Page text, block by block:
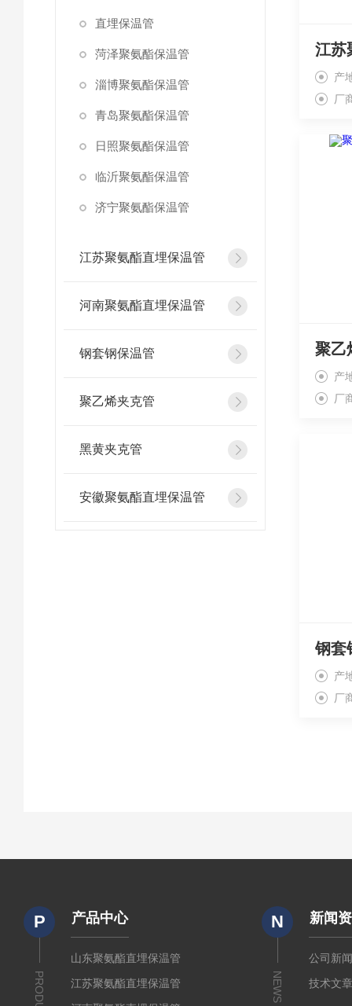
直埋保温管
菏泽聚氨酯保温管
淄博聚氨酯保温管
青岛聚氨酯保温管
日照聚氨酯保温管
临沂聚氨酯保温管
济宁聚氨酯保温管
江苏聚氨酯直埋保温管
河南聚氨酯直埋保温管
钢套钢保温管
聚乙烯夹克管
黑黄夹克管
安徽聚氨酯直埋保温管
江苏
产
厂
产
厂
钢套
产
厂
P 产品中心
山东聚氨酯直埋保温管
江苏聚氨酯直埋保温管
N
NEWS
新闻
公司新
技术文